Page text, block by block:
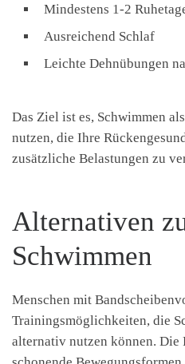
Mindestens 1-2
Ausreichend Schlaf
Leichte Dehnübungen
Das Ziel ist es, Schwimmen
nutzen, die Ihre
zusätzliche Belastungen zu
Alternativen
Schwimmen
Menschen mit
Trainingsmöglichkeiten, die
alternativ nutzen können.